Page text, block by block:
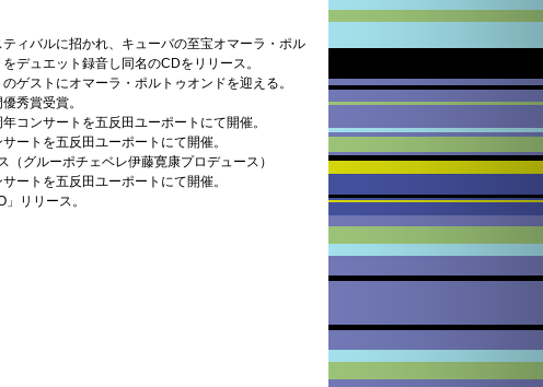
ィバルに招かれ、キューバの至宝オマーラ・ポル
デュエット録音し同名のCDをリリース。
ゲストにオマーラ・ポルトゥオンドを迎える。
秀賞受賞。
コンサートを五反田ユーポートにて開催。
ートを五反田ユーポートにて開催。
（グルーポチェベレ伊藤寛康プロデュース）
ートを五反田ユーポートにて開催。
リリース。